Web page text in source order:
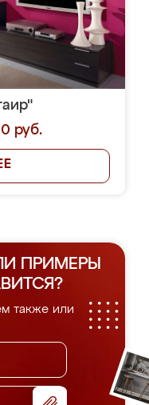
руб.
ПРИМЕРЫ
также или